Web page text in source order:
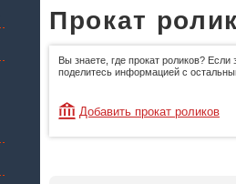
Прокат
Вы знаете, где прокат роликов? Если
поделитесь информацией с
Добавить прокат роликов